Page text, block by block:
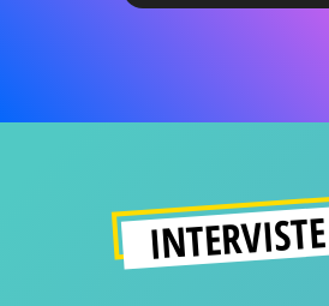
INTERVISTE